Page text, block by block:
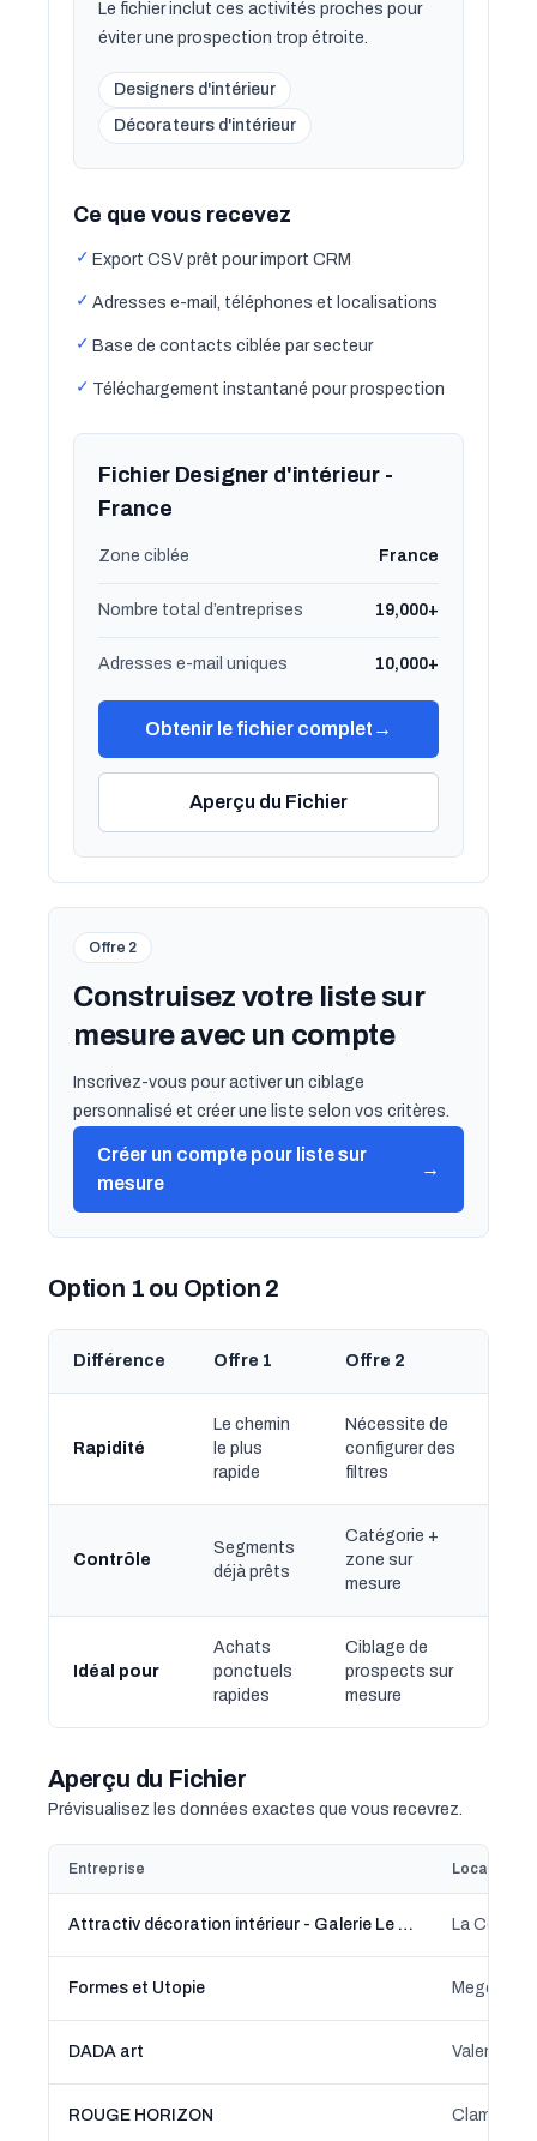
Le fichier inclut ces activités proches pour
éviter une prospection trop étroite.
Designers d'intérieur
Décorateurs d'intérieur
Ce que vous recevez
✓ Export CSV prêt pour import CRM
✓ Adresses e-mail, téléphones et localisations
✓ Base de contacts ciblée par secteur
✓ Téléchargement instantané pour prospection
Fichier Designer d'intérieur -
France
Zone ciblée France
Nombre total d’entreprises 19,000+
Adresses e-mail uniques 10,000+
Obtenir le fichier complet →
Aperçu du Fichier
Offre 2
Construisez votre liste sur
mesure avec un compte
Inscrivez-vous pour activer un ciblage
personnalisé et créer une liste selon vos critères.
Créer un compte pour liste sur
mesure
→
Option 1 ou Option 2
Différence Offre 1 Offre 2
Rapidité
Le chemin
le plus
rapide
Nécessite de
configurer des
filtres
Contrôle
Segments
déjà prêts
Catégorie +
zone sur
mesure
Idéal pour
Achats
ponctuels
rapides
Ciblage de
prospects sur
mesure
Aperçu du Fichier
Prévisualisez les données exactes que vous recevrez.
Entreprise
Attractiv décoration intérieur - Galerie Le 14
Formes et Utopie Megève,
DADA art Valence,
ROUGE HORIZON Clamart,